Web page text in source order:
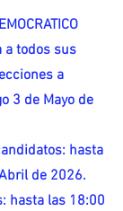
a todos sus
a
3 de Mayo de
hasta
de 2026.
hasta las 18:00